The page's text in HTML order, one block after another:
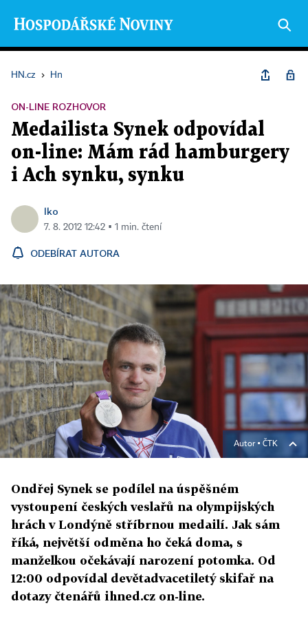
HN.cz › Hn
ON-LINE ROZHOVOR
Medailista Synek odpovídal
on-line: Mám rád hamburgery
i Ach synku, synku
lko
7. 8. 2012 12:42 ▪ 1 min. čtení
ODEBÍRAT AUTORA
Autor ▪ ČTK
Ondřej Synek se podílel na úspěšném
vystoupení českých veslařů na olympijských
hrách v Londýně stříbrnou medailí. Jak sám
říká, největší odměna ho čeká doma, s
manželkou očekávají narození potomka. Od
12:00 odpovídal devětadvacetiletý skifař na
dotazy čtenářů ihned.cz on-line.